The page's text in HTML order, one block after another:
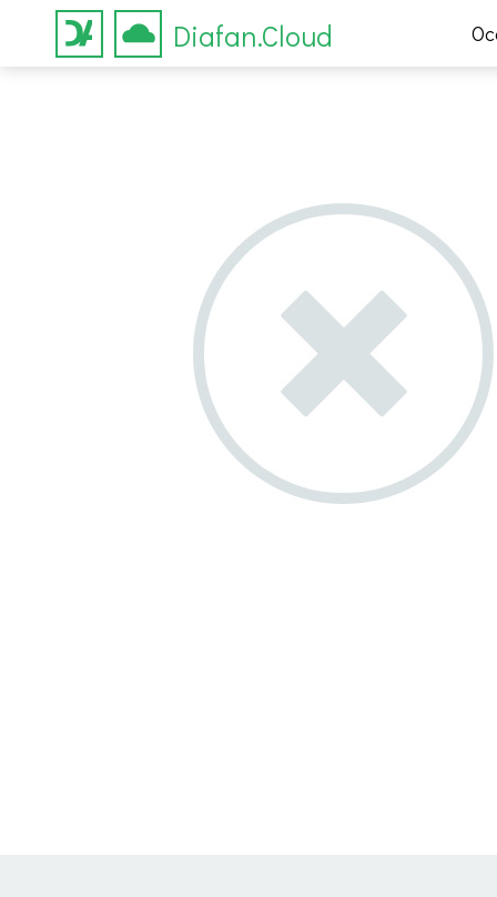
Diafan.Cloud